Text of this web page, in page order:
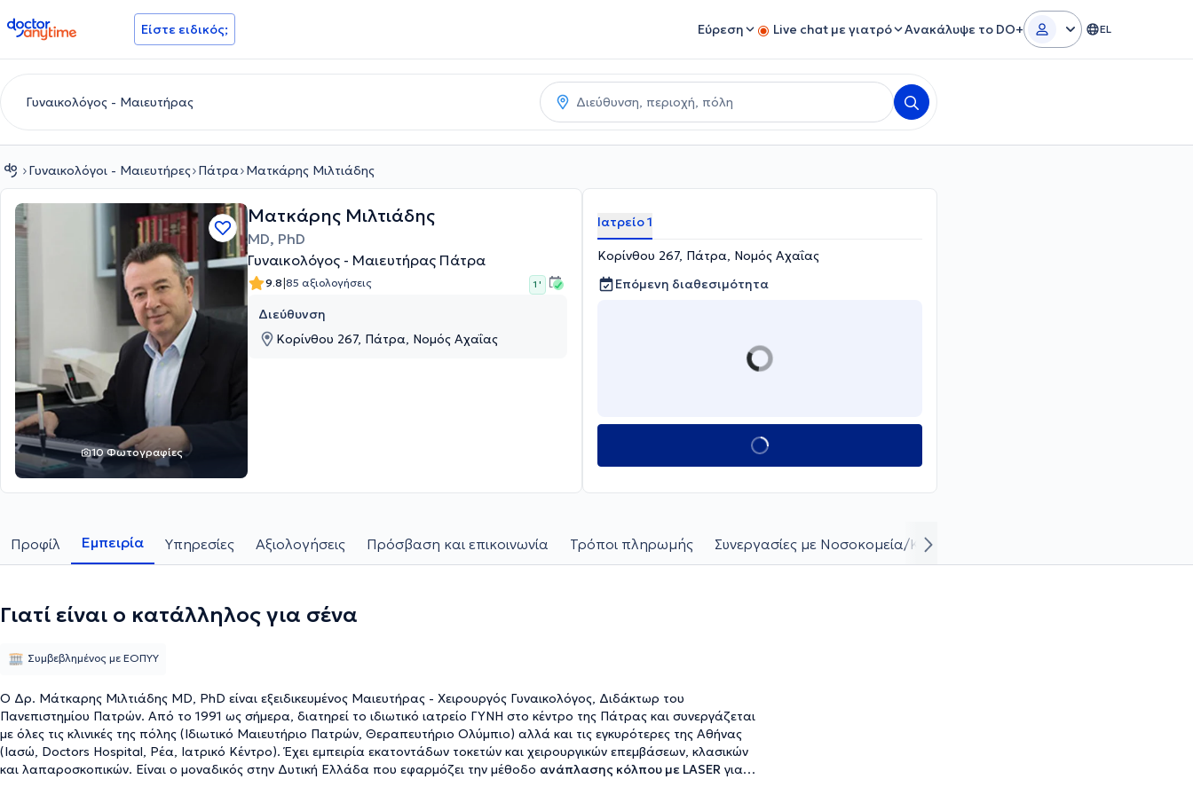
doctoranytime Είστε ειδικός; Εύρεση Live chat με γιατρό Ανακάλυψε το DO+ EL
Γυναικολόγοι - Μαιευτήρες Πάτρα Ματκάρης Μιλτιάδης
10 Φωτογραφίες
Ματκάρης Μιλτιάδης
MD, PhD
Γυναικολόγος - Μαιευτήρας Πάτρα
9.8|85 αξιολογήσεις 1 '
Διεύθυνση
Κορίνθου 267, Πάτρα, Νομός Αχαΐας
Ιατρείο 1
Κορίνθου 267, Πάτρα, Νομός Αχαΐας
Επόμενη διαθεσιμότητα
Προφίλ Εμπειρία Υπηρεσίες Αξιολογήσεις Πρόσβαση και επικοινωνία Τρόποι πληρωμής Συνεργασίες με Νοσοκομεία/Κλινικές
Γιατί είναι ο κατάλληλος για σένα
Ο Δρ. Μάτκαρης Μιλτιάδης MD, PhD είναι εξειδικευμένος Μαιευτήρας - Χειρουργός Γυναικολόγος, Διδάκτωρ του
Πανεπιστημίου Πατρών. Από το 1991 ως σήμερα, διατηρεί το ιδιωτικό ιατρείο ΓΥΝΗ στο κέντρο της Πάτρας και συνεργάζεται
με όλες τις κλινικές της πόλης (Ιδιωτικό Μαιευτήριο Πατρών, Θεραπευτήριο Ολύμπιο) αλλά και τις εγκυρότερες της Αθήνας
(Ιασώ, Doctors Hospital, Ρέα, Ιατρικό Κέντρο). Έχει εμπειρία εκατοντάδων τοκετών και χειρουργικών επεμβάσεων, κλασικών
και λαπαροσκοπικών. Είναι ο μοναδικός στην Δυτική Ελλάδα που εφαρμόζει την μέθοδο ανάπλασης κόλπου με LASER για
Συμβεβλημένος με ΕΟΠΥΥ